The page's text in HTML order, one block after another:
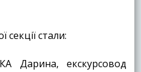
стали:
Дарина, екскурсовод